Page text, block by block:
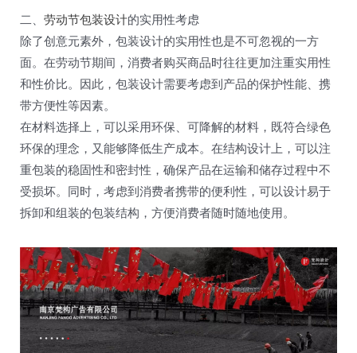
二、 劳动节包装设计的实用性考虑
除了创意元素外，包装设计的实用性也是不可忽视的一方
面。在劳动节期间，消费者购买商品时往往更加注重实用性
和性价比。因此，包装设计需要考虑到产品的保护性能、携
带方便性等因素。
在材料选择上，可以采用环保、可降解的材料，既符合绿色
环保的理念，又能够降低生产成本。在结构设计上，可以注
重包装的稳固性和密封性，确保产品在运输和储存过程中不
受损坏。同时，考虑到消费者携带的便利性，可以设计易于
拆卸和组装的包装结构，方便消费者随时随地使用。